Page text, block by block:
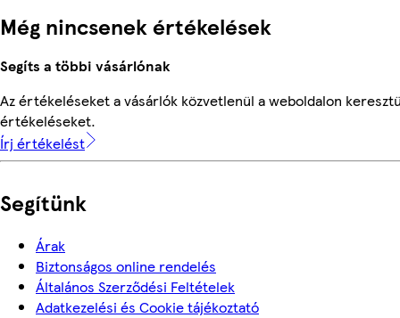
Még nincsenek értékelések
Segíts a többi vásárlónak
Az értékeléseket a vásárlók közvetlenül a weboldalon
értékeléseket.
Írj értékelést
Segítünk
Árak
Biztonságos online rendelés
Általános Szerződési Feltételek
Adatkezelési és Cookie tájékoztató